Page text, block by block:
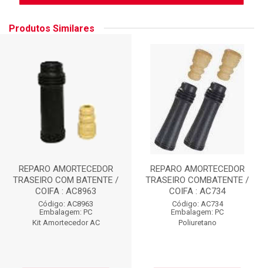
Produtos Similares
REPARO AMORTECEDOR
TRASEIRO COM BATENTE /
COIFA : AC8963
Código: AC8963
Embalagem: PC
Kit Amortecedor AC
REPARO AMORTECEDOR
TRASEIRO COMBATENTE /
COIFA : AC734
Código: AC734
Embalagem: PC
Poliuretano